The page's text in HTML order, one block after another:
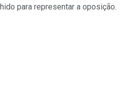
para representar a oposição.